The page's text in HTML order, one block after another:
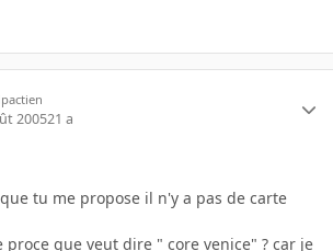
200521 a
tu me propose il n'y a pas de carte
que veut dire " core venice" ? car je